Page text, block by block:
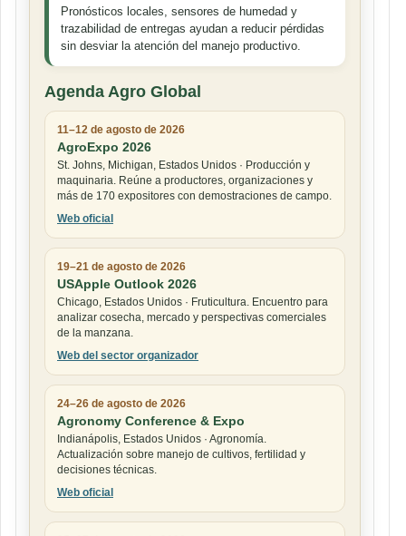
Pronósticos locales, sensores de humedad y
trazabilidad de entregas ayudan a reducir pérdidas
sin desviar la atención del manejo productivo.
Agenda Agro Global
11–12 de agosto de 2026
AgroExpo 2026
St. Johns, Michigan, Estados Unidos · Producción y
maquinaria. Reúne a productores, organizaciones y
más de 170 expositores con demostraciones de campo.
Web oficial
19–21 de agosto de 2026
USApple Outlook 2026
Chicago, Estados Unidos · Fruticultura. Encuentro para
analizar cosecha, mercado y perspectivas comerciales
de la manzana.
Web del sector organizador
24–26 de agosto de 2026
Agronomy Conference & Expo
Indianápolis, Estados Unidos · Agronomía.
Actualización sobre manejo de cultivos, fertilidad y
decisiones técnicas.
Web oficial